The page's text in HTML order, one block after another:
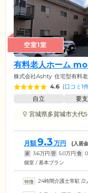
空室1室
有料老人ホーム
株式会社Ashty 住宅型有料
4.6 (口コミ1
自立 要
宮城県多賀城市大代
月額 9.3 万円 (入居金
家 3.6万円 管 5.0万円 食 0
個室 / 基本プラン
24時間介護士常駐 /2